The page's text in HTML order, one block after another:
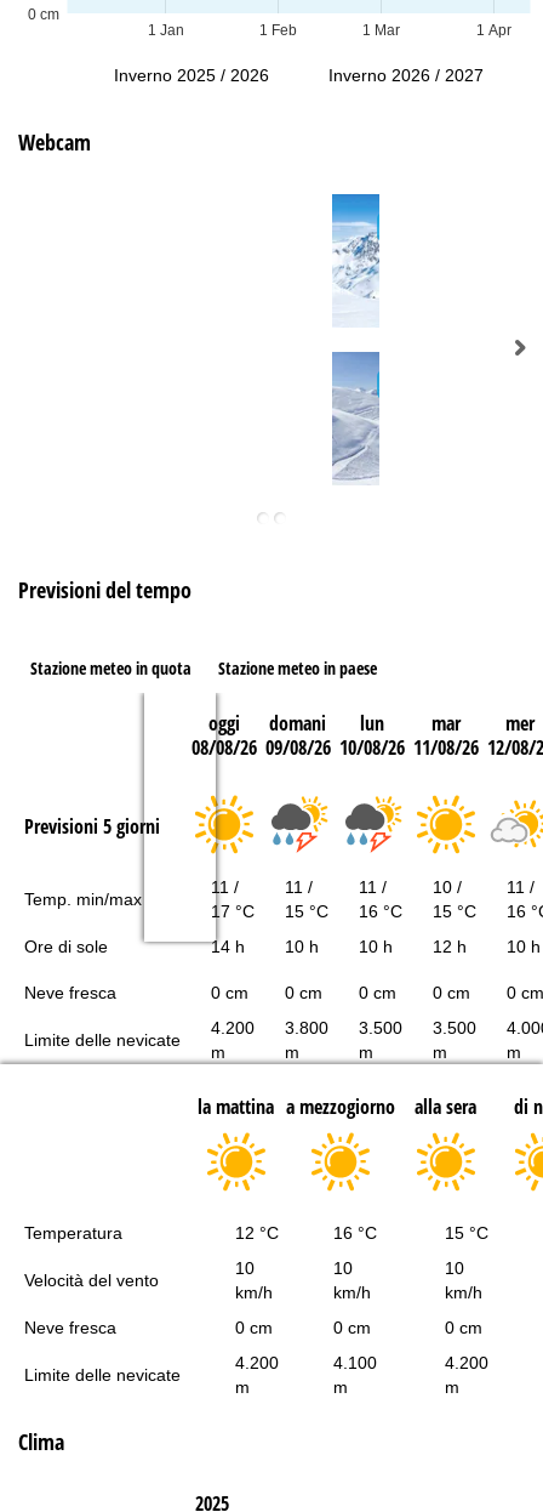
1 Jan 1 Feb 1 Mar 1 Apr
0 cm
Inverno 2025 / 2026 Inverno 2026 / 2027
Webcam
Previsioni del tempo
Stazione meteo in quota Stazione meteo in paese
oggi
08/08/26
domani
09/08/26
lun
10/08/26
mar
11/08/26
mer
12/08/
Previsioni 5 giorni
Temp. min/max
11 /
17 °C
11 /
15 °C
11 /
16 °C
10 /
15 °C
11 /
16
Ore di sole
14 h 10 h 10 h 12 h 10 h
Neve fresca 0 cm 0 cm 0 cm 0 cm 0 cm
Limite delle nevicate
4.200
m
3.800
m
3.500
m
3.500
m
m
la mattina a mezzogiorno alla sera di
Temperatura 12 °C 16 °C 15 °C
Velocità del vento
10
km/h
10
km/h
10
km/h
Neve fresca
0 cm 0 cm 0 cm
Limite delle nevicate
4.200
m
4.100
m
4.200
m
Clima
2025